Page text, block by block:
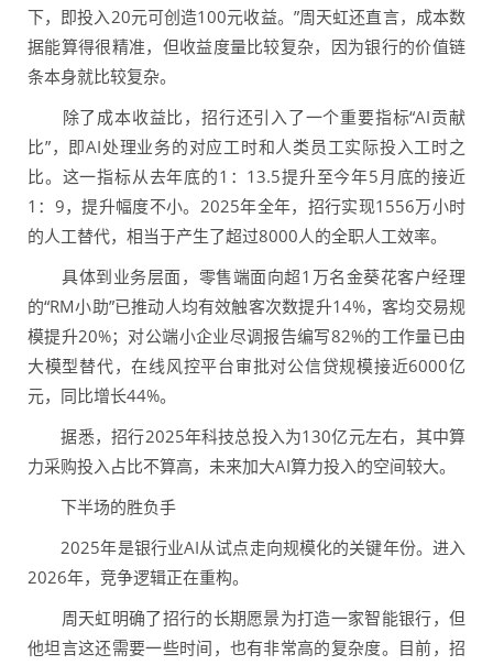
下，即投入20元可创造100元收益。”周天虹还直言，成本数
据能算得很精准，但收益度量比较复杂，因为银行的价值链
条本身就比较复杂。
除了成本收益比，招行还引入了一个重要指标“AI贡献
比”，即AI处理业务的对应工时和人类员工实际投入工时之
比。这一指标从去年底的1：13.5提升至今年5月底的接近
1：9，提升幅度不小。2025年全年，招行实现1556万小时
的人工替代，相当于产生了超过8000人的全职人工效率。
具体到业务层面，零售端面向超1万名金葵花客户经理
的“RM小助”已推动人均有效触客次数提升14%，客均交易规
模提升20%；对公端小企业尽调报告编写82%的工作量已由
大模型替代，在线风控平台审批对公信贷规模接近6000亿
元，同比增长44%。
据悉，招行2025年科技总投入为130亿元左右，其中算
力采购投入占比不算高，未来加大AI算力投入的空间较大。
下半场的胜负手
2025年是银行业AI从试点走向规模化的关键年份。进入
2026年，竞争逻辑正在重构。
周天虹明确了招行的长期愿景为打造一家智能银行，但
他坦言这还需要一些时间，也有非常高的复杂度。目前，招